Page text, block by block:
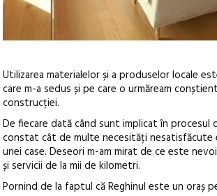
Utilizarea materialelor și a produselor locale
care m-a sedus și pe care o urmăream
construcției.
De fiecare dată când sunt implicat în procesul
constat cât de multe necesități nesatisfăcute
unei case. Deseori m-am mirat de ce este
și servicii de la mii de kilometri.
Pornind de la faptul că Reghinul este un oraș